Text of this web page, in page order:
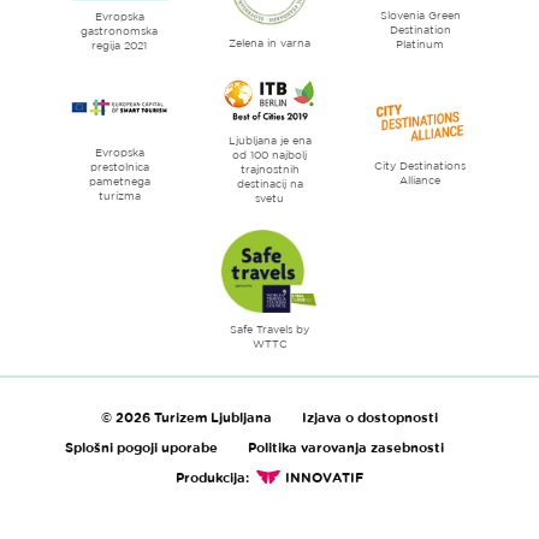
literature
Evropska
gastronomska
regija 2021
Zelena in varna
Slovenia Green
Destination
Platinum
Evropska
prestolnica
pametnega
turizma
Ljubljana je ena
od 100 najbolj
trajnostnih
destinacij na
svetu
City Destinations
Alliance
Safe Travels by
WTTC
© 2026 Turizem Ljubljana
Izjava o dostopnosti
Splošni pogoji uporabe
Politika varovanja zasebnosti
Produkcija:
INNOVATIF